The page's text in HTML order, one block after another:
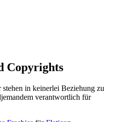
Copyrights
in keinerlei Beziehung zu
verantwortlich für